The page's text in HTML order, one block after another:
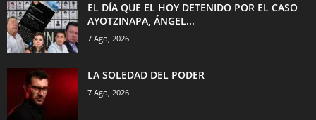
EL DÍA QUE EL HOY DETENIDO POR EL CASO
AYOTZINAPA, ÁNGEL...
7 Ago, 2026
LA SOLEDAD DEL PODER
7 Ago, 2026